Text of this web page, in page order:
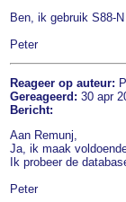
Ben, ik gebruik S88-
Peter
Reageer op auteur:
Gereageerd: 30 apr
Bericht:
Aan Remunj,
Ja, ik maak
Ik probeer de
Peter